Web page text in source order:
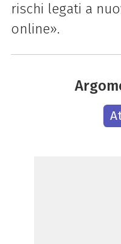
rischi legati a
online​».